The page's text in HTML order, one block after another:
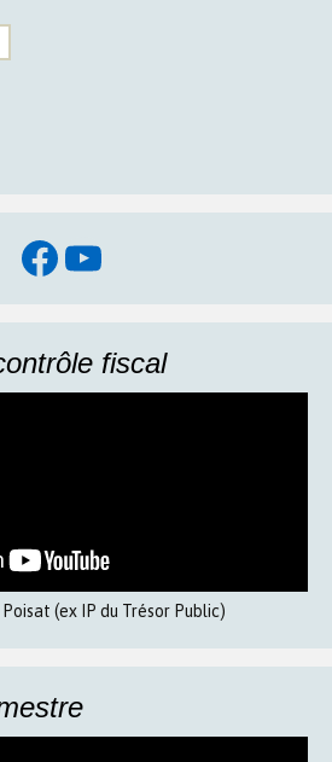
Facebook
YouTube
fiscal
(ex IP du Trésor Public)